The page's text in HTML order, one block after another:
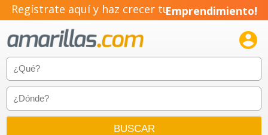
Regístrate aquí y haz crecer tuEmprendimiento!
